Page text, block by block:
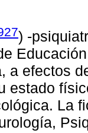
) -
a efectos
estado
La